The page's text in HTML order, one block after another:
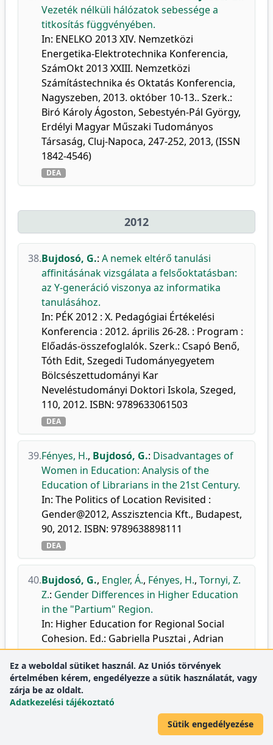
Vezeték nélküli hálózatok sebessége a
titkosítás függvényében.
In: ENELKO 2013 XIV. Nemzetközi
Energetika-Elektrotechnika Konferencia,
SzámOkt 2013 XXIII. Nemzetközi
Számítástechnika és Oktatás Konferencia,
Nagyszeben, 2013. október 10-13.. Szerk.:
Biró Károly Ágoston, Sebestyén-Pál György,
Erdélyi Magyar Műszaki Tudományos
Társaság, Cluj-Napoca, 247-252, 2013, (ISSN
1842-4546)
DEA
2012
38.Bujdosó, G.: A nemek eltérő tanulási
affinitásának vizsgálata a felsőoktatásban:
az Y-generáció viszonya az informatika
tanulásához.
In: PÉK 2012 : X. Pedagógiai Értékelési
Konferencia : 2012. április 26-28. : Program :
Előadás-összefoglalók. Szerk.: Csapó Benő,
Tóth Edit, Szegedi Tudományegyetem
Bölcsészettudományi Kar
Neveléstudományi Doktori Iskola, Szeged,
110, 2012. ISBN: 9789633061503
DEA
39.Fényes, H., Bujdosó, G.: Disadvantages of
Women in Education: Analysis of the
Education of Librarians in the 21st Century.
In: The Politics of Location Revisited :
Gender@2012, Asszisztencia Kft., Budapest,
90, 2012. ISBN: 9789638898111
DEA
40.Bujdosó, G., Engler, Á., Fényes, H., Tornyi, Z.
Z.: Gender Differences in Higher Education
in the "Partium" Region.
In: Higher Education for Regional Social
Cohesion. Ed.: Gabriella Pusztai , Adrian
Hatos, Hung. Education Research Assoc.,
Budapest, 134-162, 2012, (HERJ Hungarian
Educational Research Journal Special Issue,
ISSN 2062-9605) ISBN: 9789630843164
Ez a weboldal sütiket használ. Az Uniós törvények
értelmében kérem, engedélyezze a sütik használatát, vagy
zárja be az oldalt.
Adatkezelési tájékoztató
Sütik engedélyezése